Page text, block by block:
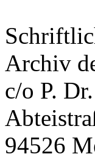
Archiv
c/o P.
94526